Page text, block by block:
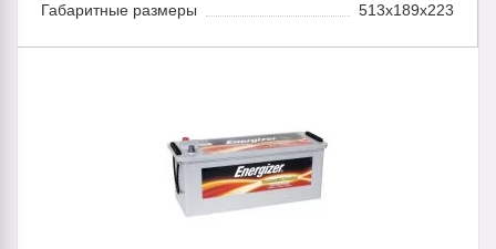
Габаритные размеры
513x189x223